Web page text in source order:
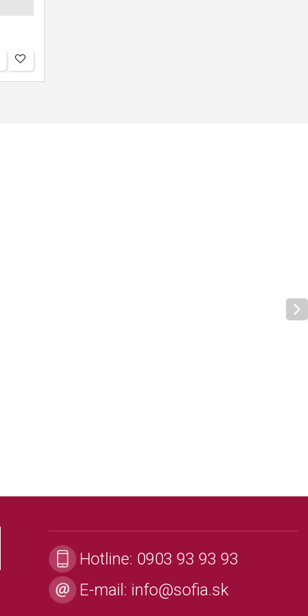
Hotline: 0903 93 93 93
E-mail: info@sofia.sk